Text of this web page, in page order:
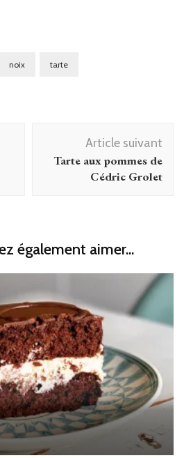
noix tarte
Article suivant
Tarte aux pommes de
Cédric Grolet
également aimer...